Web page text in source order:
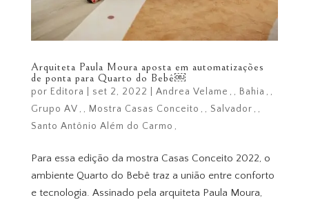
Arquiteta Paula Moura aposta em automatizações
de ponta para Quarto do Bebê￼
por Editora set 2, 2022 Andrea Velame , Bahia
,
Grupo AV
, Mostra Casas Conceito , Salvador
,
Santo Antônio Além do Carmo
Para essa edição da mostra Casas Conceito 2022, o
ambiente Quarto do Bebê traz a união entre conforto
e tecnologia. Assinado pela arquiteta Paula Moura,